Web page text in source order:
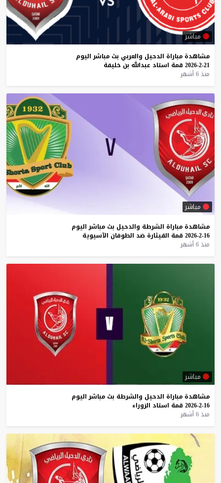
مباشر
مشاهدة مباراة الدحيل والعربي بث مباشر اليوم
21-2-2026
قمة استاد عبدالله بن خليفة
منذ 6 أشهر
مباشر
مشاهدة مباراة الشرطة والدحيل بث مباشر اليوم
16-2-2026
قمة القيثارة ضد الطوفان الآسيوية
منذ 6 أشهر
مباشر
مشاهدة مباراة الدحيل والشرطة بث مباشر اليوم
16-2-2026
قمة استاد الزوراء
منذ 6 أشهر